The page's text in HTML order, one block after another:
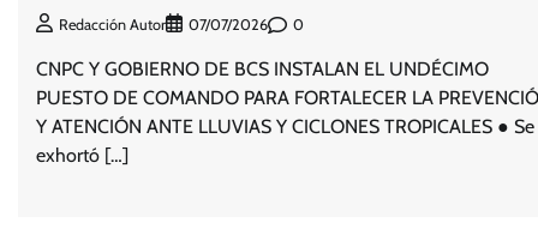
Redacción Autor 07/07/2026 0
CNPC Y GOBIERNO DE BCS INSTALAN EL UNDÉCIMO
PUESTO DE COMANDO PARA FORTALECER LA
Y ATENCIÓN ANTE LLUVIAS Y CICLONES TROPICALES ● Se
exhortó […]